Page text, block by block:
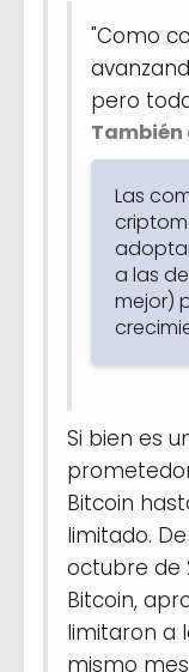
"Como
pero
Las
a las
mejor)
Si bien es
Bitcoin
limitado.
octubre de
Bitcoin,
limitaron a
mismo